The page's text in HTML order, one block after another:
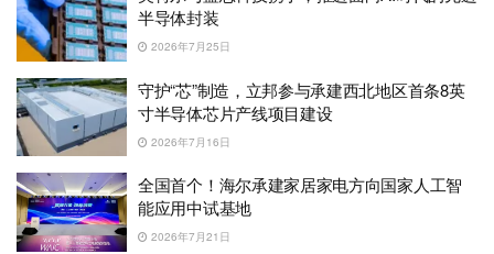
半导体封装
2026年7月25日
守护“芯”制造，立邦参与承建西北地区首条8英
寸半导体芯片产线项目建设
2026年7月16日
全国首个！海尔承建家居家电方向国家人工智
能应用中试基地
2026年7月21日